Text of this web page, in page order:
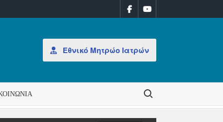
Εθνικό Μητρώο Ιατρών
Search for: